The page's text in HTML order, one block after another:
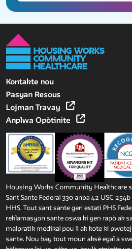
Kontakte nou
Pasyan Resous
Lojman Travay
Anplwa Opòtinite
Housing Works Community Healthcare
Sant Sante Federal 330 anba 42 USC
HHS. Tout sant sante gen estati PHS
reklamasyon sante oswa ki gen rapò ak
malpratik medikal pou li ak kote ki
sante. Nou bay tout moun aksè egal a